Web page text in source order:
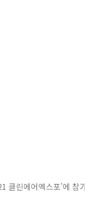
클린에어엑스포'에 참